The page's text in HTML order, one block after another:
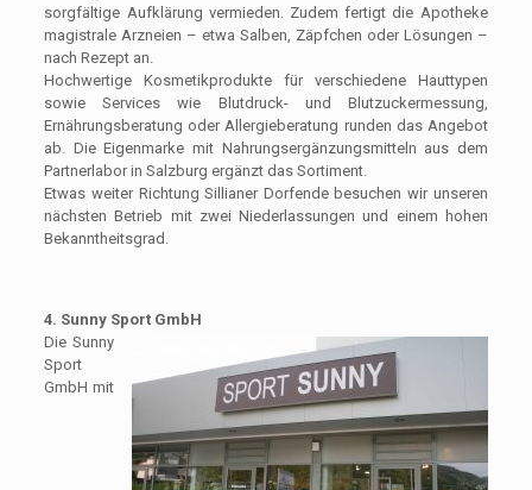
sorgfältige Aufklärung vermieden. Zudem fertigt die Apotheke
magistrale Arzneien – etwa Salben, Zäpfchen oder Lösungen –
nach Rezept an.
Hochwertige Kosmetikprodukte für verschiedene Hauttypen
sowie Services wie Blutdruck- und Blutzuckermessung,
Ernährungsberatung oder Allergieberatung runden das Angebot
ab. Die Eigenmarke mit Nahrungsergänzungsmitteln aus dem
Partnerlabor in Salzburg ergänzt das Sortiment.
Etwas weiter Richtung Sillianer Dorfende besuchen wir unseren
nächsten Betrieb mit zwei Niederlassungen und einem hohen
Bekanntheitsgrad.
4. Sunny Sport GmbH
Die Sunny
Sport
GmbH mit